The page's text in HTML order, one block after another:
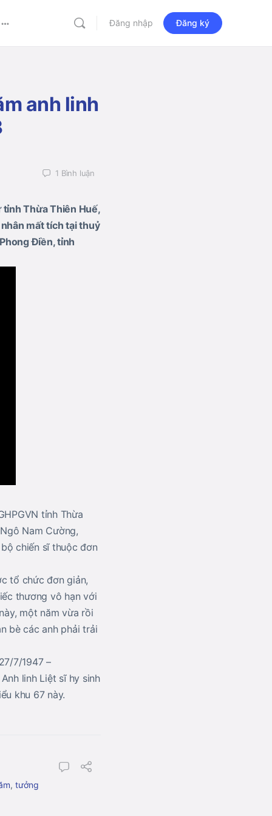
Đăng nhập Đăng ký
anh linh
1 Bình luận
Thừa Thiên Huế,
mất tích tại thuỷ
Điền, tỉnh
tỉnh Thừa
Nam Cường,
chiến sĩ thuộc đơn
tổ chức đơn giản,
thương vô hạn với
một năm vừa rồi
bè các anh phải trải
7/1947 –
linh Liệt sĩ hy sinh
khu 67 này.
, tưởng